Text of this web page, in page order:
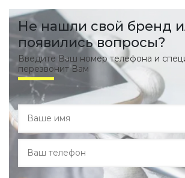
Не нашли свой бренд
появились вопросы?
Введите Ваш номер телефона и
перезвонит Вам